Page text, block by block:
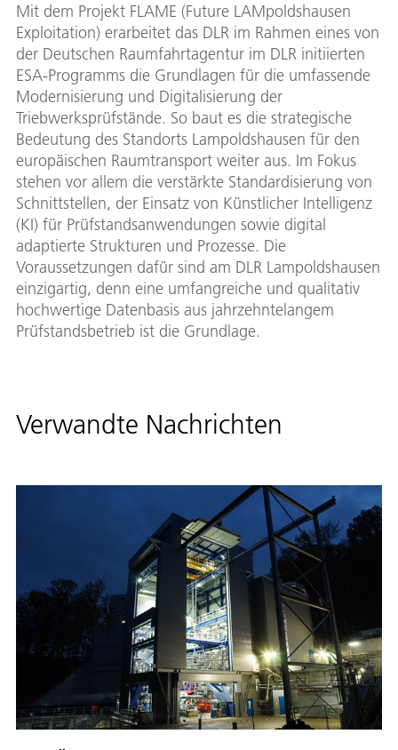
Mit dem Projekt FLAME (Future LAMpoldshausen
Exploitation) erarbeitet das DLR im Rahmen eines von
der Deutschen Raumfahrtagentur im DLR initiierten
ESA-Programms die Grundlagen für die umfassende
Modernisierung und Digitalisierung der
Triebwerksprüfstände. So baut es die strategische
Bedeutung des Standorts Lampoldshausen für den
europäischen Raumtransport weiter aus. Im Fokus
stehen vor allem die verstärkte Standardisierung von
Schnittstellen, der Einsatz von Künstlicher Intelligenz
(KI) für Prüfstandsanwendungen sowie digital
adaptierte Strukturen und Prozesse. Die
Voraussetzungen dafür sind am DLR Lampoldshausen
einzigartig, denn eine umfangreiche und qualitativ
hochwertige Datenbasis aus jahrzehntelangem
Prüfstandsbetrieb ist die Grundlage.
Verwandte Nachrichten